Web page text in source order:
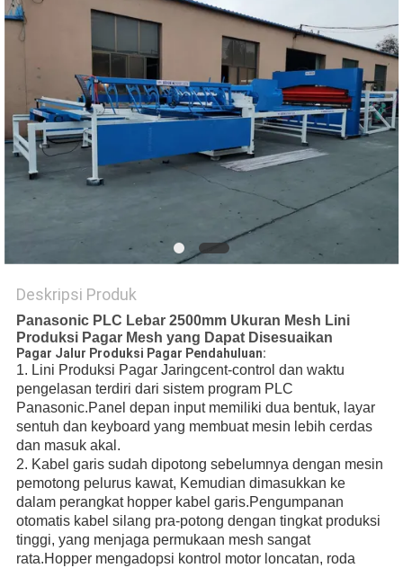
PRIVACY
POLICY
Deskripsi Produk
Panasonic PLC Lebar 2500mm Ukuran Mesh Lini
Produksi Pagar Mesh yang Dapat Disesuaikan
Pagar Jalur Produksi Pagar Pendahuluan:
1. Lini Produksi Pagar Jaringcent-control dan waktu
pengelasan terdiri dari sistem program PLC
Panasonic.Panel depan input memiliki dua bentuk, layar
sentuh dan keyboard yang membuat mesin lebih cerdas
dan masuk akal.
2. Kabel garis sudah dipotong sebelumnya dengan mesin
pemotong pelurus kawat, Kemudian dimasukkan ke
dalam perangkat hopper kabel garis.Pengumpanan
otomatis kabel silang pra-potong dengan tingkat produksi
tinggi, yang menjaga permukaan mesh sangat
rata.Hopper mengadopsi kontrol motor loncatan, roda